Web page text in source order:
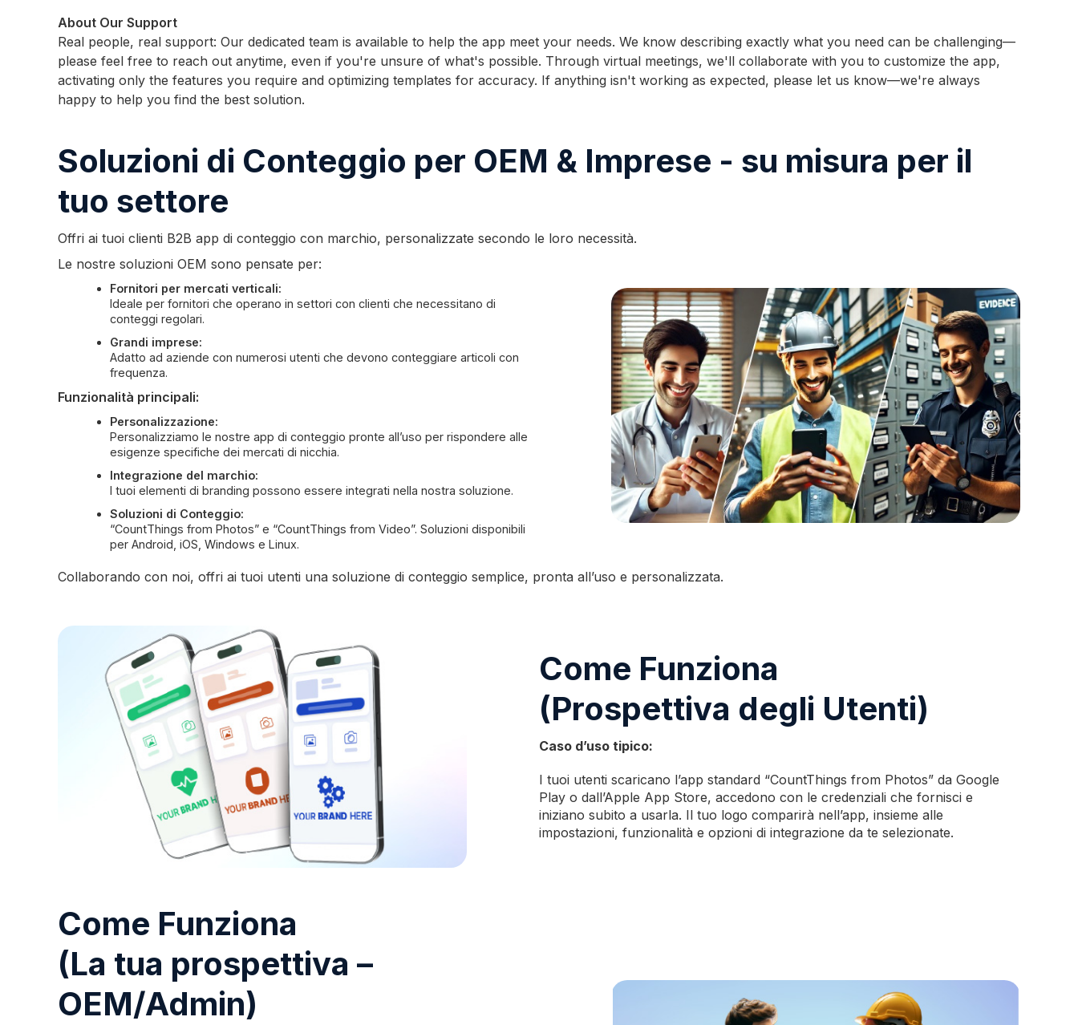
About Our Support
Real people, real support: Our dedicated team is available to help the app meet your needs. We know describing exactly what you need can be challenging—
please feel free to reach out anytime, even if you're unsure of what's possible. Through virtual meetings, we'll collaborate with you to customize the app,
activating only the features you require and optimizing templates for accuracy. If anything isn't working as expected, please let us know—we're always
happy to help you find the best solution.
Soluzioni di Conteggio per OEM & Imprese - su misura per il
tuo settore
Offri ai tuoi clienti B2B app di conteggio con marchio, personalizzate secondo le loro necessità.
Le nostre soluzioni OEM sono pensate per:
Fornitori per mercati verticali:
Ideale per fornitori che operano in settori con clienti che necessitano di
conteggi regolari.
Grandi imprese:
Adatto ad aziende con numerosi utenti che devono conteggiare articoli con
frequenza.
Funzionalità principali:
Personalizzazione:
Personalizziamo le nostre app di conteggio pronte all’uso per rispondere alle
esigenze specifiche dei mercati di nicchia.
Integrazione del marchio:
I tuoi elementi di branding possono essere integrati nella nostra soluzione.
Soluzioni di Conteggio:
“CountThings from Photos” e “CountThings from Video”. Soluzioni disponibili
per Android, iOS, Windows e Linux.
Collaborando con noi, offri ai tuoi utenti una soluzione di conteggio semplice, pronta all’uso e personalizzata.
Come Funziona
(Prospettiva degli Utenti)
Caso d’uso tipico:
I tuoi utenti scaricano l’app standard “CountThings from Photos” da Google
Play o dall’Apple App Store, accedono con le credenziali che fornisci e
iniziano subito a usarla. Il tuo logo comparirà nell’app, insieme alle
impostazioni, funzionalità e opzioni di integrazione da te selezionate.
Come Funziona
(La tua prospettiva –
OEM/Admin)